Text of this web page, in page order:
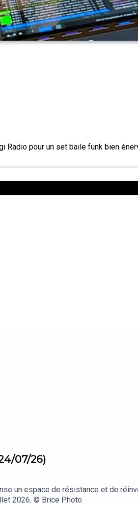
Radio pour un set baile funk bien
07/26)
un espace de résistance et de
2026. © Brice Photo